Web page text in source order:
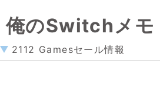
俺のSwitchメモ
2112 Gamesセール情報